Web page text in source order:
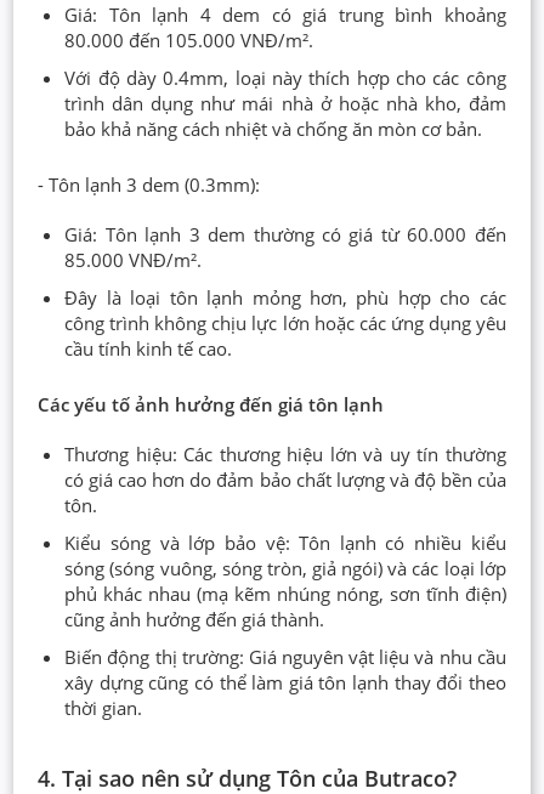
Giá: Tôn lạnh 4 dem có giá trung bình khoảng
80.000 đến 105.000 VNĐ/m².
Với độ dày 0.4mm, loại này thích hợp cho các công
trình dân dụng như mái nhà ở hoặc nhà kho, đảm
bảo khả năng cách nhiệt và chống ăn mòn cơ bản.
- Tôn lạnh 3 dem (0.3mm):
Giá: Tôn lạnh 3 dem thường có giá từ 60.000 đến
85.000 VNĐ/m².
Đây là loại tôn lạnh mỏng hơn, phù hợp cho các
công trình không chịu lực lớn hoặc các ứng dụng yêu
cầu tính kinh tế cao.
Các yếu tố ảnh hưởng đến giá tôn lạnh
Thương hiệu: Các thương hiệu lớn và uy tín thường
có giá cao hơn do đảm bảo chất lượng và độ bền của
tôn.
Kiểu sóng và lớp bảo vệ: Tôn lạnh có nhiều kiểu
sóng (sóng vuông, sóng tròn, giả ngói) và các loại lớp
phủ khác nhau (mạ kẽm nhúng nóng, sơn tĩnh điện)
cũng ảnh hưởng đến giá thành.
Biến động thị trường: Giá nguyên vật liệu và nhu cầu
xây dựng cũng có thể làm giá tôn lạnh thay đổi theo
thời gian.
4. Tại sao nên sử dụng Tôn của Butraco?